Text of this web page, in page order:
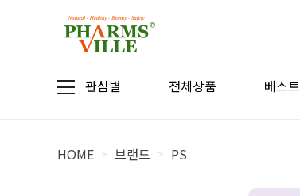
관심별 전체상품 베스트
HOME > 브랜드 > PS